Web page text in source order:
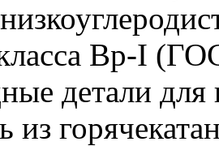
Вр-I
детали для
из